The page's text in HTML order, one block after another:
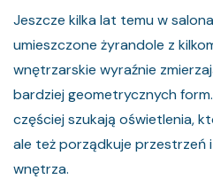
Jeszcze kilka lat temu w
umieszczone żyrandole z
wnętrzarskie wyraźnie
bardziej geometrycznych
częściej szukają oświetlenia,
ale też porządkuje przestrzeń
wnętrza.